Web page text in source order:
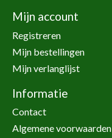
Mijn account
Registreren
Mijn bestellingen
Mijn verlanglijst
Informatie
Contact
Algemene voorwaarden